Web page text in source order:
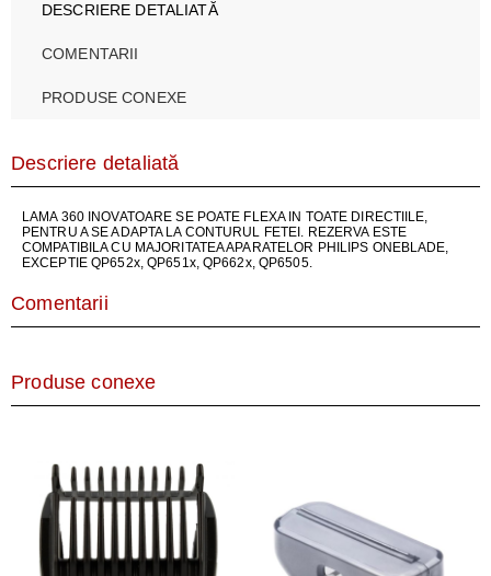
DESCRIERE DETALIATĂ
COMENTARII
PRODUSE CONEXE
Descriere detaliată
LAMA 360 INOVATOARE SE POATE FLEXA IN TOATE DIRECTIILE,
PENTRU A SE ADAPTA LA CONTURUL FETEI. REZERVA ESTE
COMPATIBILA CU MAJORITATEA APARATELOR PHILIPS ONEBLADE,
EXCEPTIE QP652x, QP651x, QP662x, QP6505.
Comentarii
Produse conexe